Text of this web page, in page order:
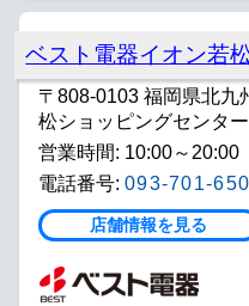
ベスト電器イオン若
〒808-0103 福岡県北九
松ショッピングセンタ
営業時間: 10:00～20:00
電話番号: 093-701-
店舗情報を見る